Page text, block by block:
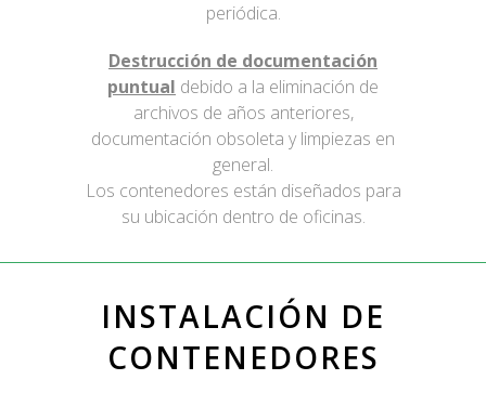
periódica.
Destrucción de documentación
puntual debido a la eliminación de
archivos de años anteriores,
documentación obsoleta y limpiezas en
general.
Los contenedores están diseñados para
su ubicación dentro de oficinas.
INSTALACIÓN DE
CONTENEDORES